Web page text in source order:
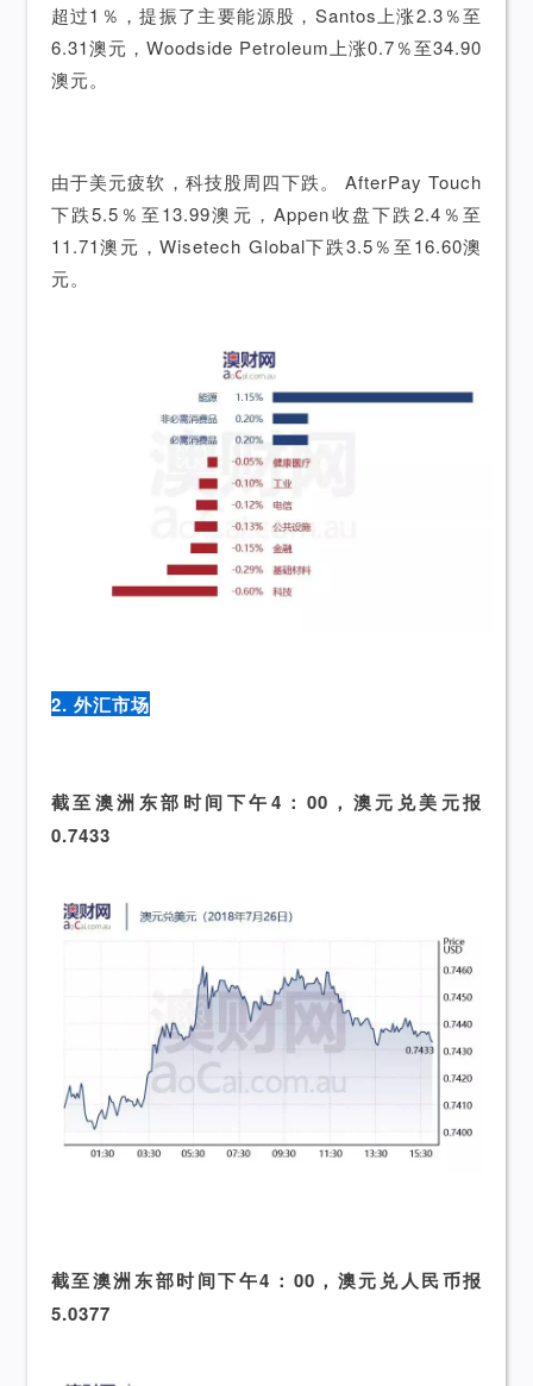
超过1％，提振了主要能源股，Santos上涨2.3％至
6.31澳元，Woodside Petroleum上涨0.7％至34.90
澳元。
由于美元疲软，科技股周四下跌。 AfterPay Touch
下跌5.5％至13.99澳元，Appen收盘下跌2.4％至
11.71澳元，Wisetech Global下跌3.5％至16.60澳
元。
2. 外汇市场
截至澳洲东部时间下午4：00，澳元兑美元报
0.7433
截至澳洲东部时间下午4：00，澳元兑人民币报
5.0377